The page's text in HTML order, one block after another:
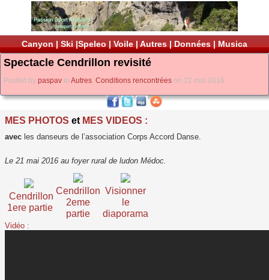
Canyon | Ski |Speleo | Voile | Autres | Données | Musica
Spectacle Cendrillon revisité
Posted by paspav in Autres, Conditions rencontrées on 22 mai 2016
MES PHOTOS et MES VIDEOS :
avec les danseurs de l’association Corps Accord Danse.
Le 21 mai 2016 au foyer rural de ludon Médoc.
Cendrillon
1ere partie
Cendrillon
2eme
partie
Visionner
le
diaporama
Vidéo :